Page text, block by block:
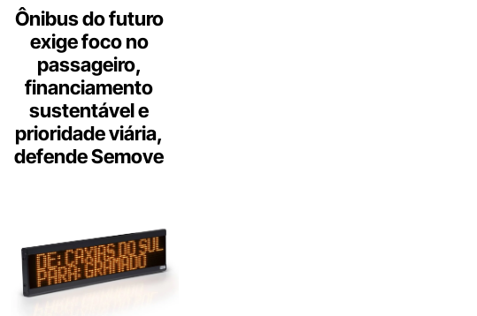
Ônibus do futuro
exige foco no
passageiro,
financiamento
sustentável e
prioridade viária,
defende Semove